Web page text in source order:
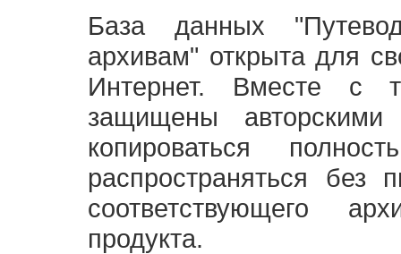
База данных
архивам" открыта для
Интернет. Вместе с
защищены
копироваться
распространяться без
соответствующего
продукта.